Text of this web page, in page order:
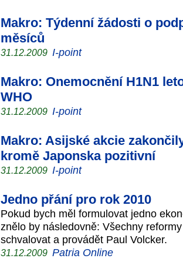
Makro: Týdenní žádosti o
měsíců
31.12.2009 I-point
Makro: Onemocnění H1N1
WHO
31.12.2009 I-point
Makro: Asijské akcie
kromě Japonska pozitivní
31.12.2009 I-point
Jedno přání pro rok 2010
Pokud bych měl formulovat jedno
znělo by následovně: Všechny
schvalovat a provádět Paul Volcker.
31.12.2009 Patria Online